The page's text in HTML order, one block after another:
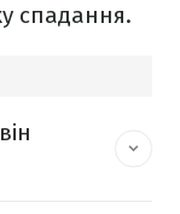
спадання.